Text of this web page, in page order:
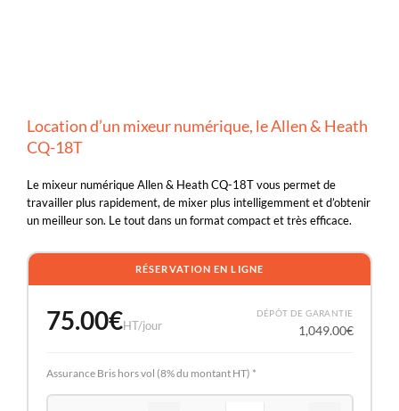
Location d’un mixeur numérique, le Allen & Heath
CQ-18T
Le mixeur numérique Allen & Heath CQ-18T vous permet de
travailler plus rapidement, de mixer plus intelligemment et d’obtenir
un meilleur son. Le tout dans un format compact et très efficace.
RÉSERVATION EN LIGNE
75.00€HT/jour
DÉPÔT DE GARANTIE
1,049.00€
Assurance Bris hors vol (8% du montant HT) *